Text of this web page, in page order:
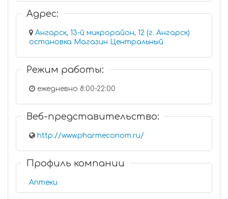
Адрес:
Ангарск, 13-й микрорайон, 12 (г. Ангарск)
остановка Магазин Центральный
Режим работы:
ежедневно 8:00-22:00
Веб-представительство:
http://www.pharmeconom.ru/
Профиль компании
Аптеки